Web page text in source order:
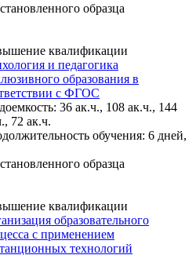
образца
квалификации
и педагогика
образования в
с ФГОС
36 ак.ч., 108 ак.ч., 144
72 ак.ч.
обучения: 6 дней,
образца
квалификации
образовательного
с применением
технологий